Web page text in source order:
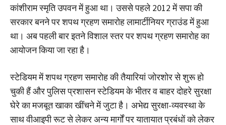
कांशीराम स्मृति उपवन में हुआ था। उससे पहले 2012 में सपा की
सरकार बनने पर शपथ ग्रहण समारोह लामार्टीनियर ग्राउंड में हुआ
था। अब पहली बार इतने विशाल स्तर पर शपथ ग्रहण समारोह का
आयोजन किया जा रहा है।
स्टेडियम में शपथ ग्रहण समारोह की तैयारियां जोरशोर से शुरू हो
चुकी हैं और पुलिस प्रशासन स्टेडियम के भीतर व बाहर दोहरे सुरक्षा
घेरे का मजबूत खाका खींचने में जुटा है। अभेद्य सुरक्षा-व्यवस्था के
साथ वीआइपी रूट से लेकर अन्य मार्गों पर यातायात प्रबंधों को लेकर